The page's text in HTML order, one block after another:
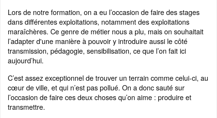
Lors de notre formation, on a eu l’occasion de faire des stages
dans différentes exploitations, notamment des exploitations
maraîchères. Ce genre de métier nous a plu, mais on souhaitait
l’adapter d'une manière à pouvoir y introduire aussi le côté
transmission, pédagogie, sensibilisation, ce que l’on fait ici
aujourd’hui.
C’est assez exceptionnel de trouver un terrain comme celui-ci, au
cœur de ville, et qui n’est pas pollué. On a donc sauté sur
l’occasion de faire ces deux choses qu’on aime : produire et
transmettre.